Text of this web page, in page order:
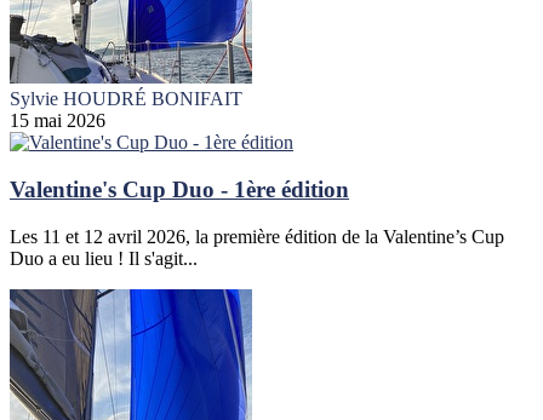
Sylvie HOUDRÉ BONIFAIT
15 mai 2026
Valentine's Cup Duo - 1ère édition
Les 11 et 12 avril 2026, la première édition de la Valentine’s Cup
Duo a eu lieu ! Il s'agit...